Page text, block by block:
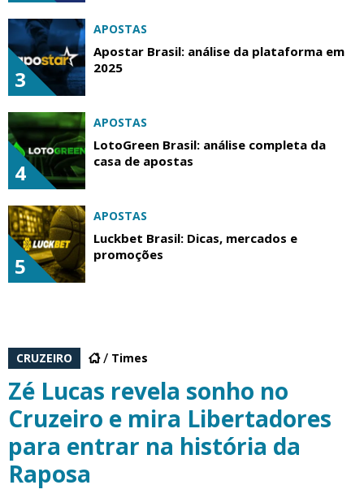
3
APOSTAS
Apostar Brasil: análise da plataforma em
2025
4
APOSTAS
LotoGreen Brasil: análise completa da
casa de apostas
5
APOSTAS
Luckbet Brasil: Dicas, mercados e
promoções
CRUZEIRO Times
Zé Lucas revela sonho no
Cruzeiro e mira Libertadores
para entrar na história da
Raposa